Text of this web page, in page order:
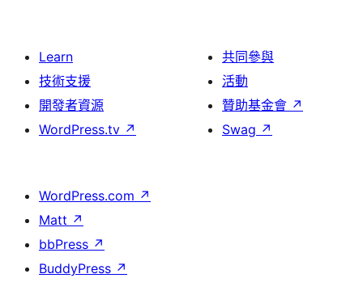
Learn
技術支援
開發者資源
WordPress.tv ↗
共同參與
活動
贊助基金會 ↗
Swag ↗
WordPress.com ↗
Matt ↗
bbPress ↗
BuddyPress ↗